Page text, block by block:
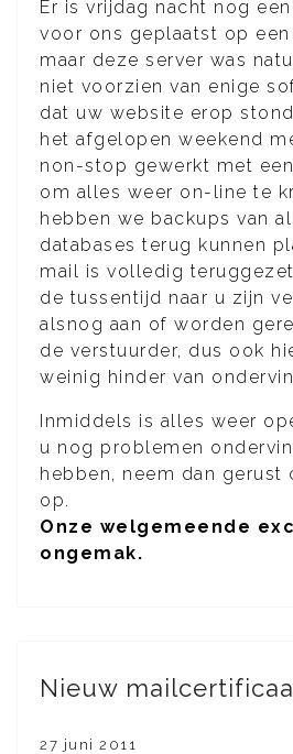
Er is vrijdag nacht nog
voor ons geplaatst op
maar deze server was
niet voorzien van enige
dat uw website erop
het afgelopen weekend
non-stop gewerkt met
om alles weer on-line te
hebben we backups van
databases terug kunnen
mail is volledig
de tussentijd naar u zijn
alsnog aan of worden
de verstuurder, dus ook
weinig hinder van
Inmiddels is alles weer
u nog problemen
hebben, neem dan gerust
op.
Onze welgemeende
ongemak.
Nieuw
27 juni 2011